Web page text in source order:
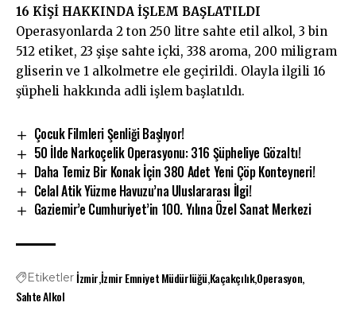
16 KİŞİ HAKKINDA İŞLEM BAŞLATILDI
Operasyonlarda 2 ton 250 litre sahte etil alkol, 3 bin
512 etiket, 23 şişe sahte içki, 338 aroma, 200 miligram
gliserin ve 1 alkolmetre ele geçirildi. Olayla ilgili 16
şüpheli hakkında adli işlem başlatıldı.
Çocuk Filmleri Şenliği Başlıyor!
50 İlde Narkoçelik Operasyonu: 316 Şüpheliye Gözaltı!
Daha Temiz Bir Konak İçin 380 Adet Yeni Çöp Konteyneri!
Celal Atik Yüzme Havuzu’na Uluslararası İlgi!
Gaziemir’e Cumhuriyet’in 100. Yılına Özel Sanat Merkezi
Etiketlerİzmirİzmir Emniyet MüdürlüğüKaçakçılıkOperasyon
Sahte Alkol